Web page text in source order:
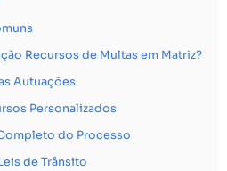
Recursos de Multas em Matriz?
Autuações
Personalizados
do Processo
de Trânsito